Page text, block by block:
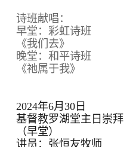
诗班献唱：
早堂：彩虹诗班
《我们去》
晚堂：和平诗班
《祂属于我》
2024年6月30日
基督教罗湖堂主日崇拜
（早堂）
讲员：张恒友牧师